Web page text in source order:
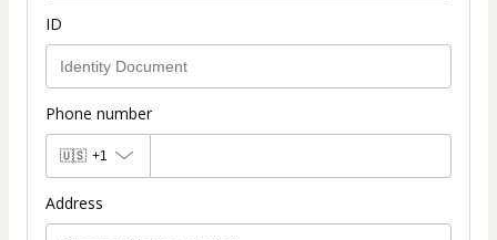
ID
Phone number
🇺🇸 +1
Address